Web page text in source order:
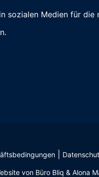
sozialen Medien für die
von Büro Bliq & Alona